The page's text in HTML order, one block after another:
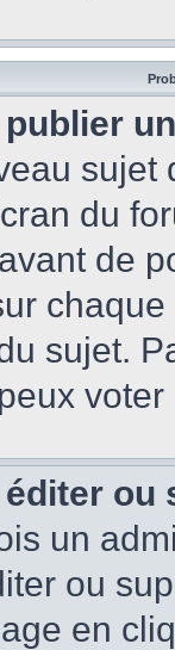
du
de
sujet.
un
ou
en